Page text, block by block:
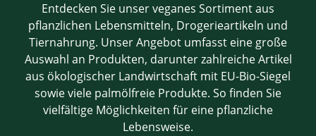
Entdecken Sie unser veganes Sortiment aus
pflanzlichen Lebensmitteln, Drogerieartikeln und
Tiernahrung. Unser Angebot umfasst eine große
Auswahl an Produkten, darunter zahlreiche Artikel
aus ökologischer Landwirtschaft mit EU-Bio-Siegel
sowie viele palmölfreie Produkte. So finden Sie
vielfältige Möglichkeiten für eine pflanzliche
Lebensweise.